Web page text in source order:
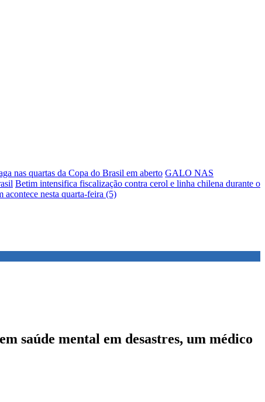
nas quartas da Copa do Brasil em aberto GALO NAS
Betim intensifica fiscalização contra cerol e linha chilena durante o
acontece nesta quarta-feira (5)
saúde mental em desastres, um médico